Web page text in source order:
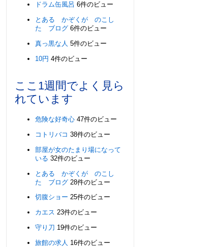
ドラム缶風呂 6件のビュー
とある かぞくが のこし
た ブログ 6件のビュー
真っ黒な人 5件のビュー
10円 4件のビュー
ここ1週間でよく見ら
れています
危険な好奇心 47件のビュー
コトリバコ 38件のビュー
部屋が女のたまり場になって
いる 32件のビュー
とある かぞくが のこし
た ブログ 28件のビュー
切腹ショー 25件のビュー
カエス 23件のビュー
守り刀 19件のビュー
旅館の求人 16件のビュー